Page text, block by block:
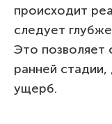
происходит
следует
Это позволяет
ранней
ущерб.